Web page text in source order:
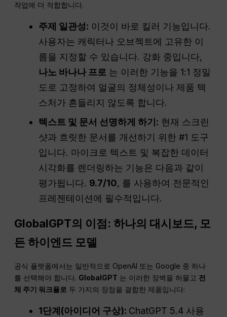
작업에 더 적합합니다.
주제 일관성: 이것이 바로 킬러 기능입니다.
사용자는 캐릭터나 오브젝트에 고유한 이
름을 지정할 수 있습니다. 강화 중입니다,
나노 바나나 프로 는 이러한 기능을 1:1 정밀
도로 고정하여 얼굴의 정체성이나 제품 텍
스처가 흔들리지 않도록 합니다.
텍스트 및 문서 선명하게 하기: 현재 스크린
샷과 흐릿한 문서를 개선하기 위한 #1 도구
입니다. 마이크로 텍스트 및 복잡한 데이터
시각화를 렌더링하는 기능은 다음과 같이
평가됩니다. 9.7/10, 를 사용하여 전문적인
프레젠테이션에 필수적입니다.
GlobalGPT의 이점: 하나의 대시보드, 모
든 하이엔드 모델
공식 플랫폼에서는 일반적으로 OpenAI 또는 Google 중 하나
를 선택해야 합니다. GlobalGPT 는 이러한 장벽을 허물고 전
체 주기 워크플로 두 가지의 장점을 결합한 제품입니다:
1단계(아이디어 구상): ChatGPT 5.4 사용